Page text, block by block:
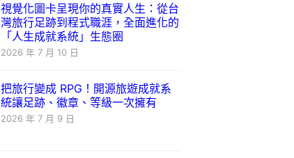
視覺化圖卡呈現你的真實人生：從台
灣旅行足跡到程式職涯，全面進化的
「人生成就系統」生態圈
2026 年 7 月 10 日
把旅行變成 RPG！開源旅遊成就系
統讓足跡、徽章、等級一次擁有
2026 年 7 月 9 日